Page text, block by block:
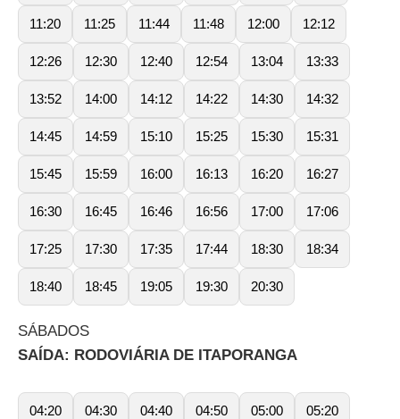
11:20 11:25 11:44 11:48 12:00 12:12
12:26 12:30 12:40 12:54 13:04 13:33
13:52 14:00 14:12 14:22 14:30 14:32
14:45 14:59 15:10 15:25 15:30 15:31
15:45 15:59 16:00 16:13 16:20 16:27
16:30 16:45 16:46 16:56 17:00 17:06
17:25 17:30 17:35 17:44 18:30 18:34
18:40 18:45 19:05 19:30 20:30
SÁBADOS
SAÍDA: RODOVIÁRIA DE ITAPORANGA
04:20 04:30 04:40 04:50 05:00 05:20